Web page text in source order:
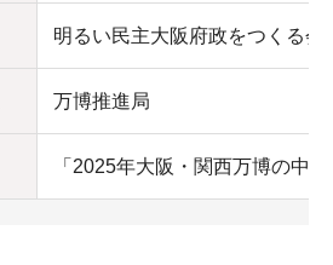
明るい民主大阪府政をつくる会
万博推進局
「2025年大阪・関西万博の中